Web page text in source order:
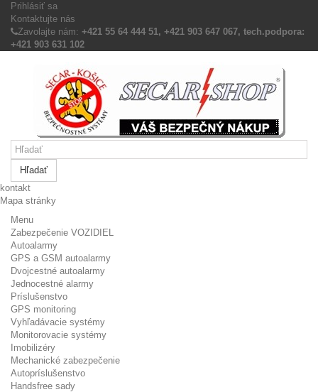
Prihlásiť sa
Kontaktujte nás
Zavolajte nám: +421 55 64 444 51, +421 903 647 067, tech.podpora:
+421 903 631 102
Hľadať
kontakt
Mapa stránky
Menu
Zabezpečenie VOZIDIEL
Autoalarmy
GPS a GSM autoalarmy
Dvojcestné autoalarmy
Jednocestné alarmy
Príslušenstvo
GPS monitoring
Vyhľadávacie systémy
Monitorovacie systémy
Imobilizéry
Mechanické zabezpečenie
Autopríslušenstvo
Handsfree sady